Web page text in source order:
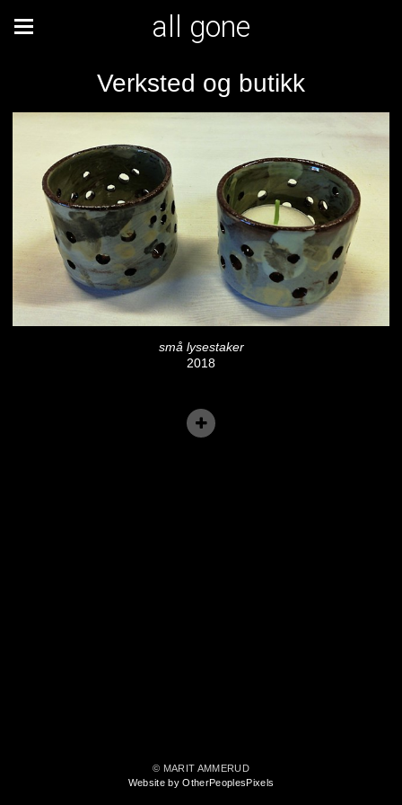
all gone
Verksted og butikk
små lysestaker
2018
© MARIT AMMERUD
Website by OtherPeoplesPixels